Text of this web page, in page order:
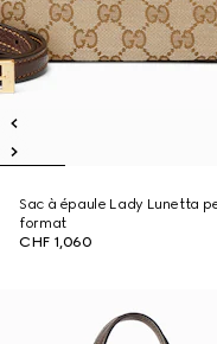
Sac à épaule Lady Lunetta
format
CHF 1,060